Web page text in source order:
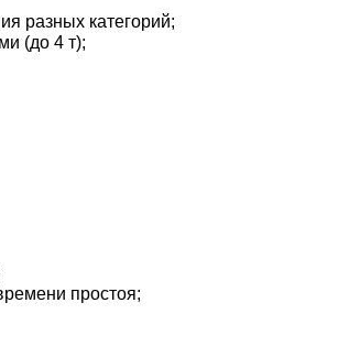
разных категорий;
(до 4 т);
простоя;